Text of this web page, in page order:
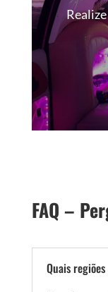
FAQ –
Quais